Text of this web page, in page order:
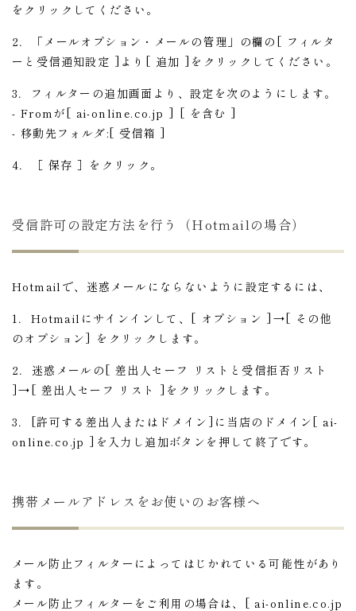
をクリックしてください。
2．「メールオプション・メールの管理」の欄の[ フィルタ
ーと受信通知設定 ]より[ 追加 ]をクリックしてください。
3．フィルターの追加画面より、設定を次のようにします。
- Fromが[ ai-online.co.jp ] [ を含む ]
- 移動先フォルダ:[ 受信箱 ]
4．［ 保存 ］をクリック。
受信許可の設定方法を行う（Hotmailの場合）
Hotmailで、迷惑メールにならないように設定するには、
1．Hotmailにサインインして、[ オプション ]→[ その他
のオプション] をクリックします。
2．迷惑メールの[ 差出人セーフ リストと受信拒否リスト
]→[ 差出人セーフ リスト ]をクリックします。
3．[許可する差出人またはドメイン]に当店のドメイン[ ai-
online.co.jp ]を入力し追加ボタンを押して終了です。
携帯メールアドレスをお使いのお客様へ
メール防止フィルターによってはじかれている可能性があり
ます。
メール防止フィルターをご利用の場合は、[ ai-online.co.jp